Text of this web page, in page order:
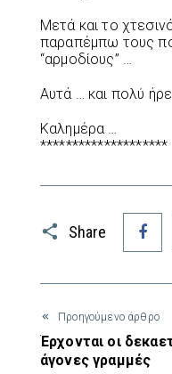
Μετά και το
παραπέμπω τους
“αρμοδίους” …
Αυτά … και πολύ
Καλημέρα …
********************
Share
Προηγούμενο άρθρο
Έρχονται οι
άγονες γραμμές